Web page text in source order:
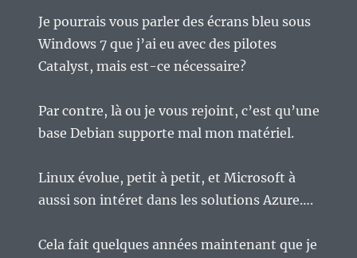
Je pourrais vous parler des écrans bleu sous
Windows 7 que j’ai eu avec des pilotes
Catalyst, mais est-ce nécessaire?
Par contre, là ou je vous rejoint, c’est qu’une
base Debian supporte mal mon matériel.
Linux évolue, petit à petit, et Microsoft à
aussi son intéret dans les solutions Azure….
Cela fait quelques années maintenant que je